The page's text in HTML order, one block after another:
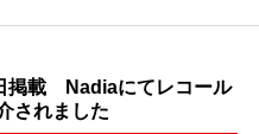
掲載 Nadiaにてレコール
されました